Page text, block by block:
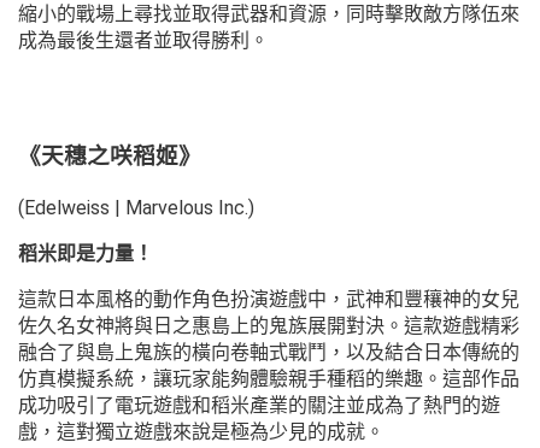
縮小的戰場上尋找並取得武器和資源，同時擊敗敵方隊伍來
成為最後生還者並取得勝利。
《天穗之咲稻姬》
(Edelweiss | Marvelous Inc.)
稻米即是力量！
這款日本風格的動作角色扮演遊戲中，武神和豐穰神的女兒
佐久名女神將與日之惠島上的鬼族展開對決。這款遊戲精彩
融合了與島上鬼族的橫向卷軸式戰鬥，以及結合日本傳統的
仿真模擬系統，讓玩家能夠體驗親手種稻的樂趣。這部作品
成功吸引了電玩遊戲和稻米產業的關注並成為了熱門的遊
戲，這對獨立遊戲來說是極為少見的成就。